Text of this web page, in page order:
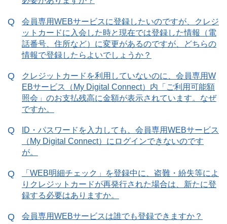
会員専用WEBサービスに登録したいのですが、クレジ
ットカードに入会した時と現在では登録した情報（電
話番号、住所など）に変更があるのですが、どちらの
情報で登録したらよいでしょうか？
クレジットカードを利用していないのに、会員専用W
EBサービス（My Digital Connect）内「ご利用可能額
照会」のお支払残高に金額が表示されています。なぜ
ですか。
ID・パスワードを入力しても、会員専用WEBサービス
（My Digital Connect）にログインできないのです
が。
「WEB明細チェック」を登録中に、盗難・紛失等によ
りクレジットカードが再発行された場合は、新たに登
録する必要はありますか。
会員専用WEBサービスは誰でも登録できますか？